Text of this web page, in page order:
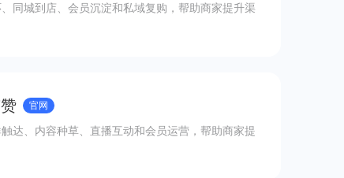
同城到店、会员沉淀和私域复购，帮助商家提升渠
官网
达、内容种草、直播互动和会员运营，帮助商家提